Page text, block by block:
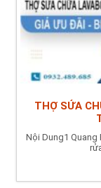
THỢ SỬA
Nội Dung1